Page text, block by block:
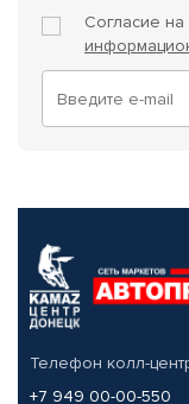
Согласие
Телефон колл-
+7 949 00-00-550